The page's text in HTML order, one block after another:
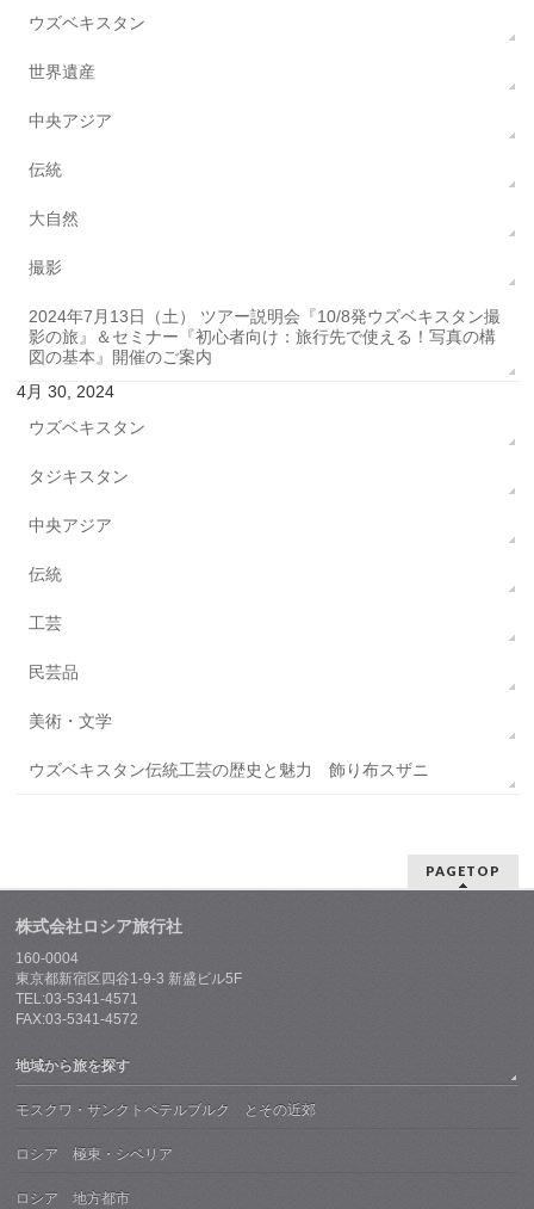
ウズベキスタン
世界遺産
中央アジア
伝統
大自然
撮影
2024年7月13日（土） ツアー説明会『10/8発ウズベキスタン撮
影の旅』＆セミナー『初心者向け：旅行先で使える！写真の構
図の基本』開催のご案内
4月 30, 2024
ウズベキスタン
タジキスタン
中央アジア
伝統
工芸
民芸品
美術・文学
ウズベキスタン伝統工芸の歴史と魅力 飾り布スザニ
PAGETOP
株式会社ロシア旅行社
160-0004
東京都新宿区四谷1-9-3 新盛ビル5F
TEL:03-5341-4571
FAX:03-5341-4572
地域から旅を探す
モスクワ・サンクトペテルブルク とその近郊
ロシア 極東・シベリア
ロシア 地方都市